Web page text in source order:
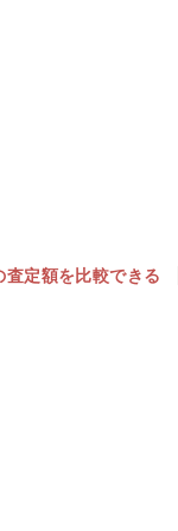
査定額を比較できる